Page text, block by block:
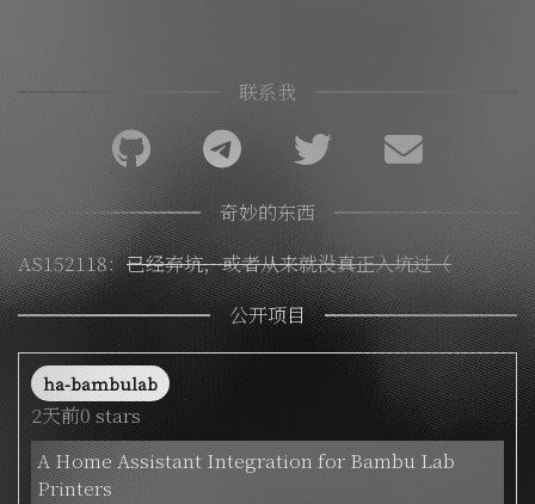
联系我
奇妙的东西
AS152118：已经弃坑，或者从来就没真正入坑过（
公开项目
ha-bambulab
2天前0 stars
A Home Assistant Integration for Bambu Lab
Printers